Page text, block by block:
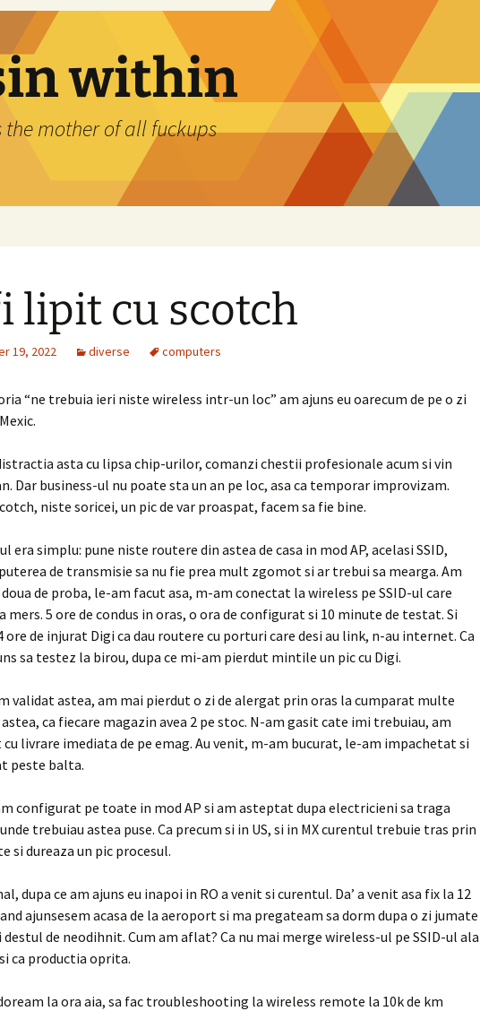
within
the mother of all fuckups
lipit cu scotch
19, 2022 diverse computers
“ne trebuia ieri niste wireless intr-un loc” am ajuns eu oarecum de pe o zi
asta cu lipsa chip-urilor, comanzi chestii profesionale acum si vin
Dar business-ul nu poate sta un an pe loc, asa ca temporar improvizam.
niste soricei, un pic de var proaspat, facem sa fie bine.
era simplu: pune niste routere din astea de casa in mod AP, acelasi SSID,
de transmisie sa nu fie prea mult zgomot si ar trebui sa mearga. Am
de proba, le-am facut asa, m-am conectat la wireless pe SSID-ul care
mers. 5 ore de condus in oras, o ora de configurat si 10 minute de testat. Si
ore de injurat Digi ca dau routere cu porturi care desi au link, n-au internet. Ca
sa testez la birou, dupa ce mi-am pierdut mintile un pic cu Digi.
validat astea, am mai pierdut o zi de alergat prin oras la cumparat multe
ca fiecare magazin avea 2 pe stoc. N-am gasit cate imi trebuiau, am
livrare imediata de pe emag. Au venit, m-am bucurat, le-am impachetat si
peste balta.
configurat pe toate in mod AP si am asteptat dupa electricieni sa traga
trebuiau astea puse. Ca precum si in US, si in MX curentul trebuie tras prin
si dureaza un pic procesul.
dupa ce am ajuns eu inapoi in RO a venit si curentul. Da’ a venit asa fix la 12
ajunsesem acasa de la aeroport si ma pregateam sa dorm dupa o zi jumate
destul de neodihnit. Cum am aflat? Ca nu mai merge wireless-ul pe SSID-ul ala
ca productia oprita.
la ora aia, sa fac troubleshooting la wireless remote la 10k de km